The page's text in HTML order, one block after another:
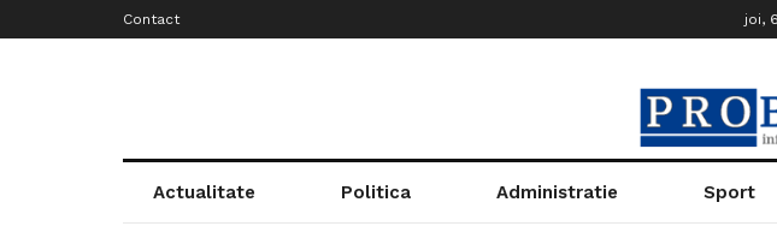
Contact joi,
Actualitate Politica Administratie Sport